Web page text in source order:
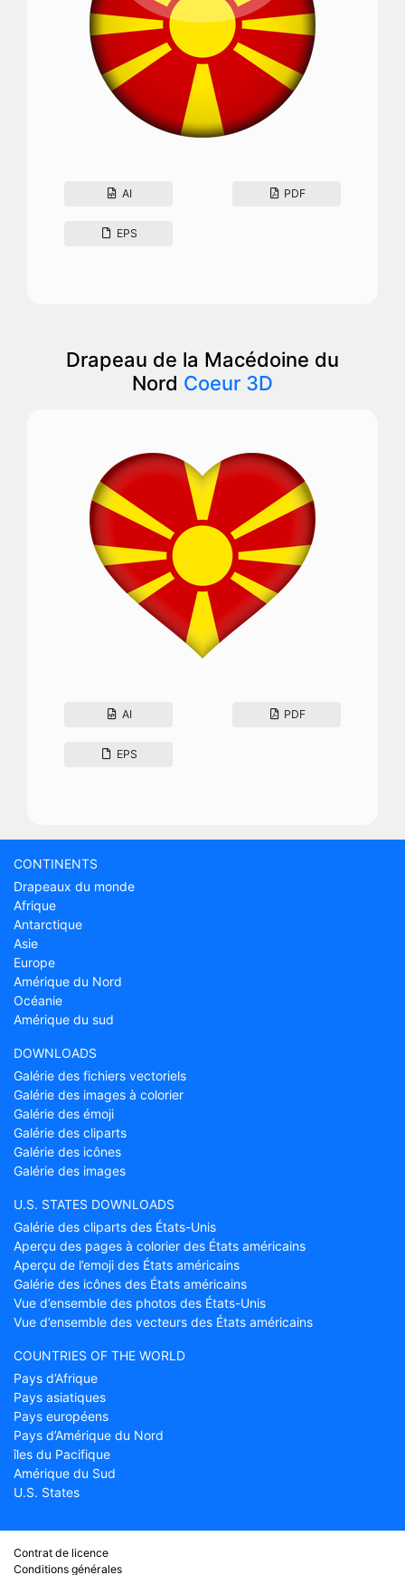
AI PDF
EPS
Drapeau de la Macédoine du
Nord Coeur 3D
AI PDF
EPS
CONTINENTS
Drapeaux du monde
Afrique
Antarctique
Asie
Europe
Amérique du Nord
Océanie
Amérique du sud
DOWNLOADS
Galérie des fichiers vectoriels
Galérie des images à colorier
Galérie des émoji
Galérie des cliparts
Galérie des icônes
Galérie des images
U.S. STATES DOWNLOADS
Galérie des cliparts des États-Unis
Aperçu des pages à colorier des États américains
Aperçu de l’emoji des États américains
Galérie des icônes des États américains
Vue d’ensemble des photos des États-Unis
Vue d’ensemble des vecteurs des États américains
COUNTRIES OF THE WORLD
Pays d’Afrique
Pays asiatiques
Pays européens
Pays d’Amérique du Nord
îles du Pacifique
Amérique du Sud
U.S. States
Contrat de licence
Conditions générales